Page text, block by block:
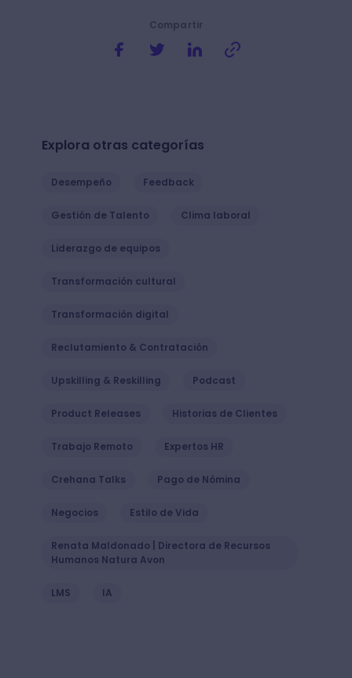
Compartir
Explora otras categorías
Desempeño Feedback
Gestión de Talento Clima laboral
Liderazgo de equipos
Transformación cultural
Transformación digital
Reclutamiento & Contratación
Upskilling & Reskilling Podcast
Product Releases Historias de Clientes
Trabajo Remoto Expertos HR
Crehana Talks Pago de Nómina
Negocios Estilo de Vida
Renata Maldonado | Directora de Recursos
Humanos Natura Avon
LMS IA